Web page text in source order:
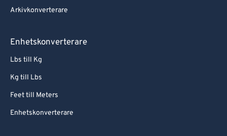
Arkivkonverterare
Enhetskonverterare
Lbs till Kg
Kg till Lbs
Feet till Meters
Enhetskonverterare